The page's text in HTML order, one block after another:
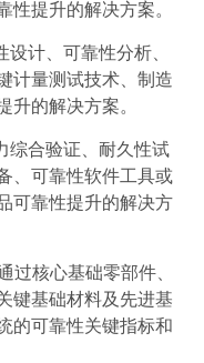
性提升的解决方案。
计、可靠性分析、
计量测试技术、制造
升的解决方案。
综合验证、耐久性试
、可靠性软件工具或
可靠性提升的解决方
过核心基础零部件、
键基础材料及先进基
的可靠性关键指标和